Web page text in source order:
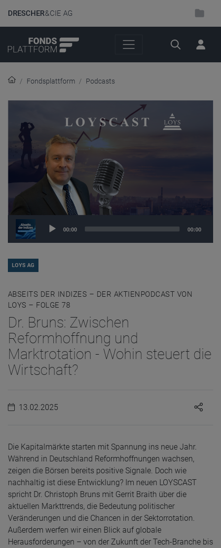
DRESCHER& CIE AG
Suche
Fondsplattform Podcasts
Audio
00:00 00:00
LOYS AG
ABSEITS DER INDIZES – DER AKTIENPODCAST VON
LOYS – FOLGE 78
Dr. Bruns: Zwischen
Reformhoffnung und
Marktrotation - Wohin steuert die
Wirtschaft?
13.02.2025
Die Kapitalmärkte starten mit Spannung ins neue Jahr.
Während in Deutschland Reformhoffnungen wachsen,
zeigen die Börsen bereits positive Signale. Doch wie
nachhaltig ist diese Entwicklung? Im neuen LOYSCAST
spricht Dr. Christoph Bruns mit Gerrit Braith über die
aktuellen Markttrends, die Bedeutung politischer
Veränderungen und die Chancen in der Sektorrotation.
Außerdem werfen wir einen Blick auf globale
Herausforderungen – von der Zukunft der Tech-Branche bis